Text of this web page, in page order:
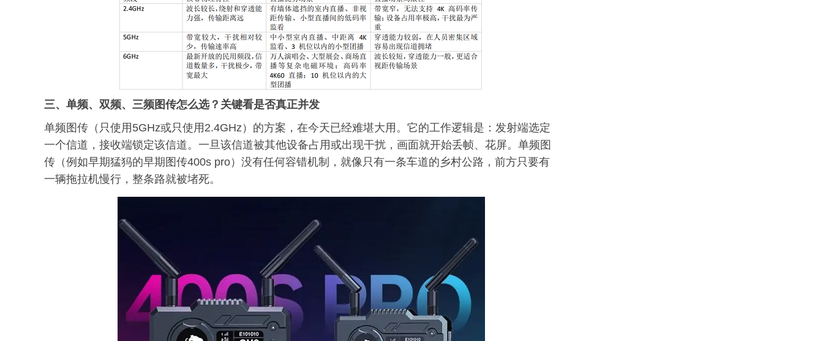
三、单频、双频、三频图传怎么选？关键看是否真正并发
单频图传（只使用5GHz或只使用2.4GHz）的方案，在今天已经难堪大用。它的工作逻辑是：发射端选定
一个信道，接收端锁定该信道。一旦该信道被其他设备占用或出现干扰，画面就开始丢帧、花屏。单频图
传（例如早期猛犸的早期图传400s pro）没有任何容错机制，就像只有一条车道的乡村公路，前方只要有
一辆拖拉机慢行，整条路就被堵死。